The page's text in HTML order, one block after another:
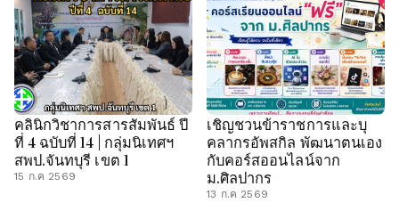
คลินิกวิชาการสารสัมพันธ์ ปี
ที่ 4 ฉบับที่ 14 | กลุ่มนิเทศฯ
สพป.จันทบุรี เขต 1
15 ก.ค 2569
เชิญชวนข้าราชการและบุ
คลากรอัพสกิล พัฒนาตนเอง
กับคอร์สออนไลน์จาก
ม.ศิลปากร
13 ก.ค 2569